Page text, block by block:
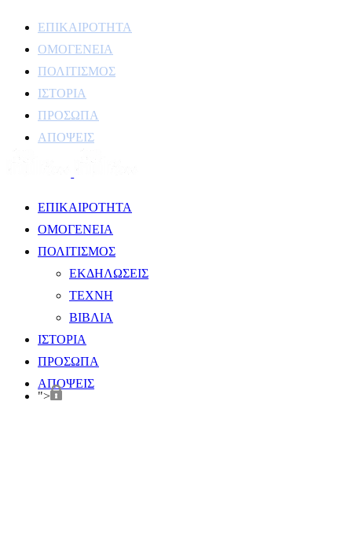
ΕΠΙΚΑΙΡΟΤΗΤΑ
ΟΜΟΓΕΝΕΙΑ
ΠΟΛΙΤΙΣΜΟΣ
ΙΣΤΟΡΙΑ
ΠΡΟΣΩΠΑ
ΑΠΟΨΕΙΣ
ΕΠΙΚΑΙΡΟΤΗΤΑ
ΟΜΟΓΕΝΕΙΑ
ΠΟΛΙΤΙΣΜΟΣ
ΕΚΔΗΛΩΣΕΙΣ
ΤΕΧΝΗ
ΒΙΒΛΙΑ
ΙΣΤΟΡΙΑ
ΠΡΟΣΩΠΑ
ΑΠΟΨΕΙΣ
">